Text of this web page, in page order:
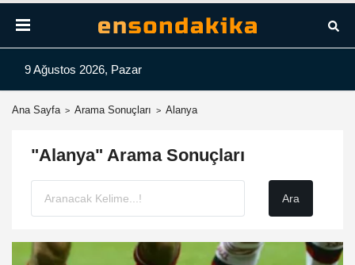
9 Ağustos 2026, Pazar
Ana Sayfa Arama Sonuçları Alanya
"Alanya" Arama Sonuçları